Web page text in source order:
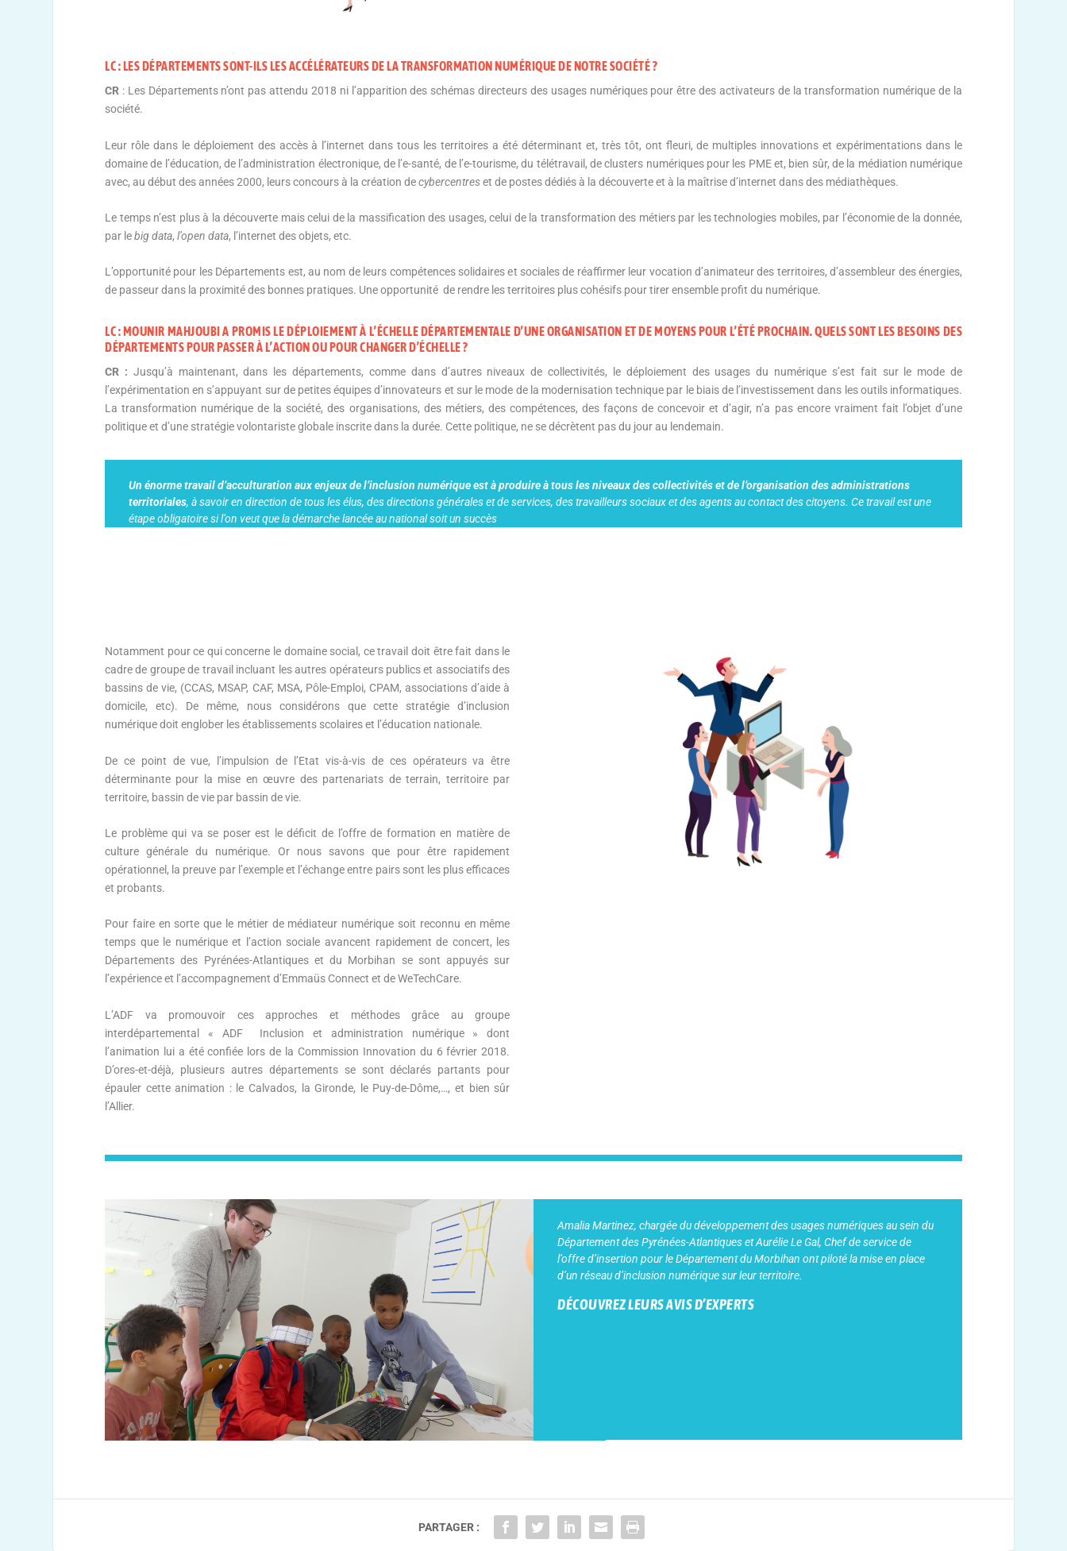
LC : LES DÉPARTEMENTS SONT-ILS LES ACCÉLÉRATEURS DE LA TRANSFORMATION NUMÉRIQUE DE NOTRE SOCIÉTÉ ?
CR : Les Départements n’ont pas attendu 2018 ni l’apparition des schémas directeurs des usages numériques pour être des activateurs de la transformation numérique de la
société.
Leur rôle dans le déploiement des accès à l’internet dans tous les territoires a été déterminant et, très tôt, ont fleuri, de multiples innovations et expérimentations dans le
domaine de l’éducation, de l’administration électronique, de l’e-santé, de l’e-tourisme, du télétravail, de clusters numériques pour les PME et, bien sûr, de la médiation numérique
avec, au début des années 2000, leurs concours à la création decybercentreset de postes dédiés à la découverte et à la maîtrise d’internet dans des médiathèques.
Le temps n’est plus à la découverte mais celui de la massification des usages, celui de la transformation des métiers par les technologies mobiles, par l’économie de la donnée,
par lebigdata, l’open data, l’internet des objets, etc.
L’opportunité pour les Départements est, au nom de leurs compétences solidaires et sociales de réaffirmer leur vocation d’animateur des territoires, d’assembleur des énergies,
de passeur dans la proximité des bonnes pratiques. Une opportunité de rendre les territoires plus cohésifs pour tirer ensemble profit du numérique.
LC : MOUNIR MAHJOUBI A PROMIS LE DÉPLOIEMENT À L’ÉCHELLE DÉPARTEMENTALE D’UNE ORGANISATION ET DE MOYENS POUR L’ÉTÉ PROCHAIN. QUELS SONT LES BESOINS DES
DÉPARTEMENTS POUR PASSER À L’ACTION OU POUR CHANGER D’ÉCHELLE ?
CR : Jusqu’à maintenant, dans les départements, comme dans d’autres niveaux de collectivités, le déploiement des usages du numérique s’est fait sur le mode de
l’expérimentation en s’appuyant sur de petites équipes d’innovateurs et sur le mode de la modernisation technique par le biais de l’investissement dans les outils informatiques.
La transformation numérique de la société, des organisations, des métiers, des compétences, des façons de concevoir et d’agir, n’a pas encore vraiment fait l’objet d’une
politique et d’une stratégie volontariste globale inscrite dans la durée. Cette politique, ne se décrètent pas du jour au lendemain.
Un énorme travail d’acculturation aux enjeux de l’inclusion numérique est à produire à tous les niveaux des collectivités et de l’organisation des administrations
territoriales, à savoir en direction de tous les élus, des directions générales et de services, des travailleurs sociaux et des agents au contact des citoyens. Ce travail est une
étape obligatoire si l’on veut que la démarche lancée au national soit un succès
Notamment pour ce qui concerne le domaine social, ce travail doit être fait dans le
cadre de groupe de travail incluant les autres opérateurs publics et associatifs des
bassins de vie, (CCAS, MSAP, CAF, MSA, Pôle-Emploi, CPAM, associations d’aide à
domicile, etc). De même, nous considérons que cette stratégie d’inclusion
numérique doit englober les établissements scolaires et l’éducation nationale.
De ce point de vue, l’impulsion de l’Etat vis-à-vis de ces opérateurs va être
déterminante pour la mise en œuvre des partenariats de terrain, territoire par
territoire, bassin de vie par bassin de vie.
Le problème qui va se poser est le déficit de l’offre de formation en matière de
culture générale du numérique. Or nous savons que pour être rapidement
opérationnel, la preuve par l’exemple et l’échange entre pairs sont les plus efficaces
et probants.
Pour faire en sorte que le métier de médiateur numérique soit reconnu en même
temps que le numérique et l’action sociale avancent rapidement de concert, les
Départements des Pyrénées-Atlantiques et du Morbihan se sont appuyés sur
l’expérience et l’accompagnement d’Emmaüs Connect et de WeTechCare.
L’ADF va promouvoir ces approches et méthodes grâce au groupe
interdépartemental « ADF Inclusion et administration numérique » dont
l’animation lui a été confiée lors de la Commission Innovation du 6 février 2018.
D’ores-et-déjà, plusieurs autres départements se sont déclarés partants pour
épauler cette animation : le Calvados, la Gironde, le Puy-de-Dôme,…, et bien sûr
l’Allier.
Amalia Martinez, chargée du développement des usages numériques au sein du
Département des Pyrénées-Atlantiques et Aurélie Le Gal, Chef de service de
l’offre d’insertion pour le Département du Morbihan ont piloté la mise en place
d’un réseau d’inclusion numérique sur leur territoire.
DÉCOUVREZ LEURS AVIS D’EXPERTS
PARTAGER :